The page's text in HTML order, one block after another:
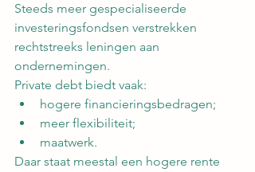
Steeds meer gespecialiseerde
investeringsfondsen verstrekken
rechtstreeks leningen aan
ondernemingen.
Private debt biedt vaak:
hogere financieringsbedragen;
meer flexibiliteit;
maatwerk.
Daar staat meestal een hogere rente